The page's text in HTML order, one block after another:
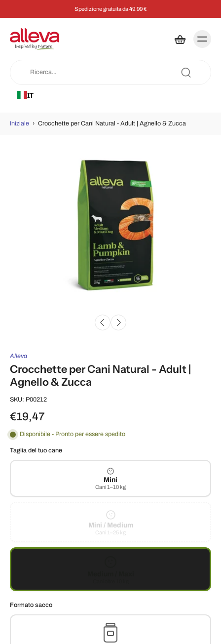
Spedizione gratuita da 49.99 €
IT
Iniziale › Crocchette per Cani Natural - Adult | Agnello & Zucca
Alleva
Crocchette per Cani Natural - Adult |
Agnello & Zucca
SKU: P00212
€19,47
Disponibile - Pronto per essere spedito
Taglia del tuo cane
Mini
Cani 1–10 kg
Mini / Medium
Cani 1–25 kg
Formato sacco